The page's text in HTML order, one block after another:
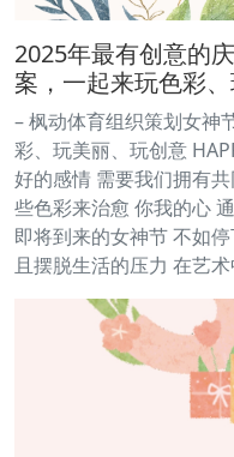
2025年最有创意的
案，一起来玩色彩
– 枫动体育组织策划女神
彩、玩美丽、玩创意
好的感情 需要我们拥有
些色彩来治愈 你我的心
即将到来的女神节 不如
且摆脱生活的压力 在艺